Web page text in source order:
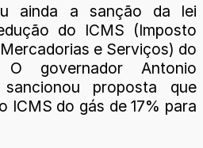
ainda a sanção da lei
do ICMS (Imposto
e Serviços) do
governador Antonio
sancionou proposta que
ICMS do gás de 17% para